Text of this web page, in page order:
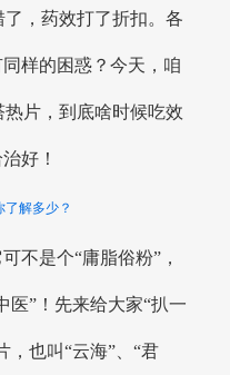
，药效打了折扣。各
样的困惑？今天，咱
片，到底啥时候吃效
好！
解多少？
不是个“庸脂俗粉”，
医”！先来给大家“扒一
，也叫“云海”、“君